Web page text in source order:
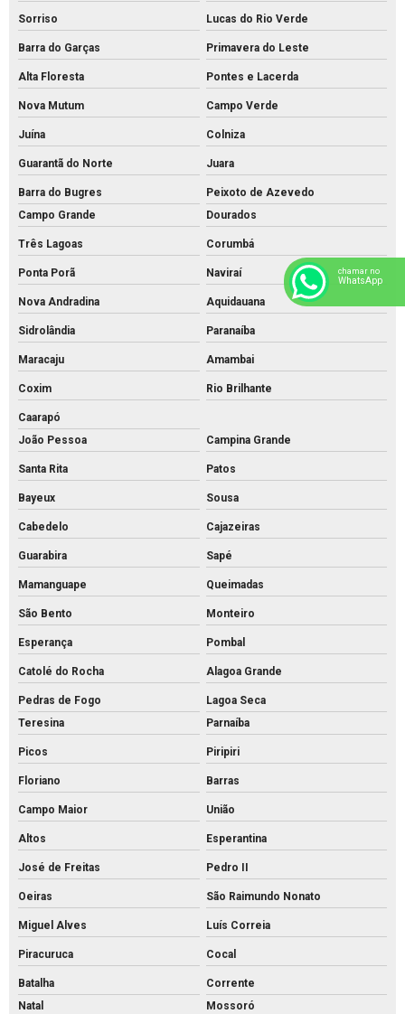
Sorriso Lucas do Rio Verde
Barra do Garças Primavera do Leste
Alta Floresta Pontes e Lacerda
Nova Mutum Campo Verde
Juína Colniza
Guarantã do Norte Juara
Barra do Bugres
Peixoto de Azevedo
Campo Grande
Dourados
Três Lagoas Corumbá
Ponta Porã Naviraí
Nova Andradina Aquidauana
Sidrolândia Paranaíba
Maracaju Amambai
Coxim Rio Brilhante
Caarapó
João Pessoa
Campina Grande
Santa Rita Patos
Bayeux Sousa
Cabedelo Cajazeiras
Guarabira Sapé
Mamanguape Queimadas
São Bento Monteiro
Esperança Pombal
Catolé do Rocha Alagoa Grande
Pedras de Fogo
Lagoa Seca
Teresina
Parnaíba
Picos Piripiri
Floriano Barras
Campo Maior União
Altos Esperantina
José de Freitas Pedro II
Oeiras São Raimundo Nonato
Miguel Alves Luís Correia
Piracuruca Cocal
Batalha
Corrente
Natal
Mossoró
chamar no
WhatsApp